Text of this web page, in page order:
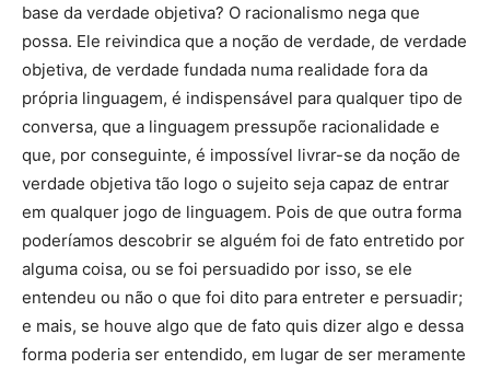
base da verdade objetiva? O racionalismo nega que
possa. Ele reivindica que a noção de verdade, de verdade
objetiva, de verdade fundada numa realidade fora da
própria linguagem, é indispensável para qualquer tipo de
conversa, que a linguagem pressupõe racionalidade e
que, por conseguinte, é impossível livrar-se da noção de
verdade objetiva tão logo o sujeito seja capaz de entrar
em qualquer jogo de linguagem. Pois de que outra forma
poderíamos descobrir se alguém foi de fato entretido por
alguma coisa, ou se foi persuadido por isso, se ele
entendeu ou não o que foi dito para entreter e persuadir;
e mais, se houve algo que de fato quis dizer algo e dessa
forma poderia ser entendido, em lugar de ser meramente